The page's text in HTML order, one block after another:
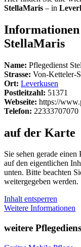
StellaMaris – in
Informationen
StellaMaris
Name: Pflegedienst
Strasse: Von-Ketteler-
Ort: Leverkusen
Postleitzahl: 51371
Webseite: https://
Telefon: 22333707070
auf der Karte
Sie sehen gerade
auf den eigentlichen
unten. Bitte beachten
weitergegeben werden.
Inhalt entsperren
Weitere Informationen
weitere